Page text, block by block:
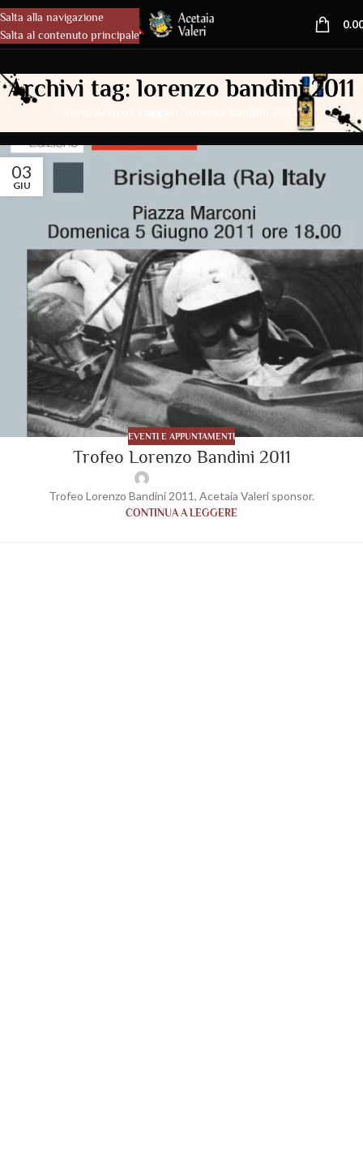
Salta alla navigazione
Salta al contenuto principale
MENU
Archivi tag: lorenzo bandini 2011
Articoli taggati “lorenzo bandini 2011”
03
GIU
EVENTI E APPUNTAMENTI
Trofeo Lorenzo Bandini 2011
wp-acetaiavaleri
Trofeo Lorenzo Bandini 2011, Acetaia Valeri sponsor.
CONTINUA A LEGGERE